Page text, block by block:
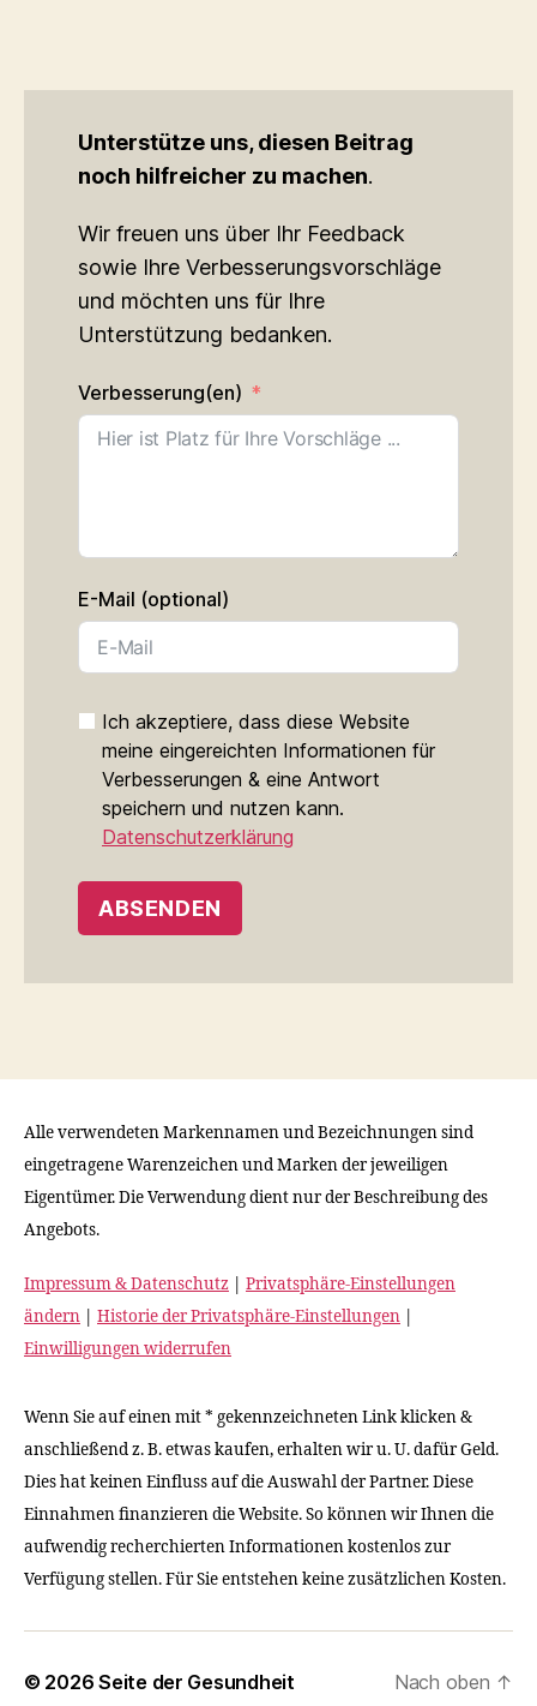
Unterstütze uns, diesen Beitrag
noch hilfreicher zu machen.
Wir freuen uns über Ihr Feedback
sowie Ihre Verbesserungs­vorschläge
und möchten uns für Ihre
Unterstützung bedanken.
Verbesserung(en)
E-Mail (optional)
Ich akzeptiere, dass diese Website
meine eingereichten Informationen für
Verbes­serungen & eine Antwort
speichern und nutzen kann.
Datenschutzerklärung
ABSENDEN
Alle verwendeten Markennamen und Bezeichnungen sind
eingetragene Warenzeichen und Marken der jeweiligen
Eigentümer. Die Verwendung dient nur der Beschreibung des
Angebots.
Impressum & Datenschutz
Privatsphäre-Einstellungen
ändern
Historie der Privatsphäre-Einstellungen
Einwilligungen widerrufen
Wenn Sie auf einen mit * gekennzeichneten Link klicken &
anschließend z. B. etwas kaufen, erhalten wir u. U. dafür Geld.
Dies hat keinen Einfluss auf die Auswahl der Partner. Diese
Einnahmen finanzieren die Website. So können wir Ihnen die
aufwendig recherchierten Informationen kostenlos zur
Verfügung stellen. Für Sie entstehen keine zusätzlichen Kosten.
© 2026Seite der Gesundheit Nach oben ↑